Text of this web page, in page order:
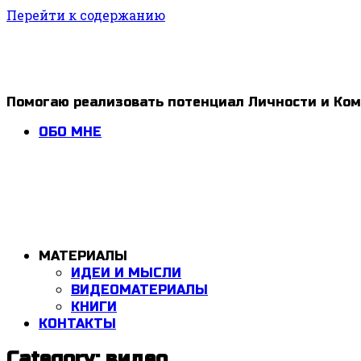
Перейти к содержанию
1ldar
Помогаю реализовать потенциал Личности и
ОБО МНЕ
МАТЕРИАЛЫ
ИДЕИ И МЫСЛИ
ВИДЕОМАТЕРИАЛЫ
КНИГИ
КОНТАКТЫ